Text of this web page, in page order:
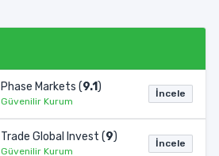
Phase Markets (9.1)
Güvenilir Kurum
İncele
Trade Global Invest (9)
Güvenilir Kurum
İncele